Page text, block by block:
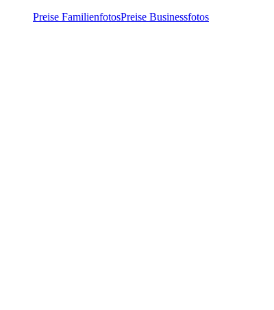
Preise FamilienfotosPreise Businessfotos